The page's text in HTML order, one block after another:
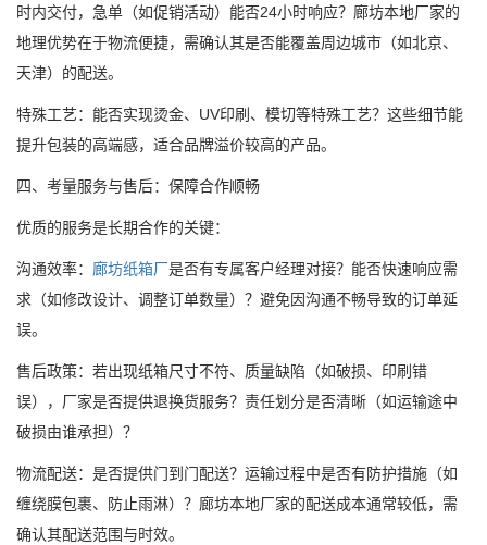
时内交付，急单（如促销活动）能否24小时响应？廊坊本地厂家的
地理优势在于物流便捷，需确认其是否能覆盖周边城市（如北京、
天津）的配送。
特殊工艺：能否实现烫金、UV印刷、模切等特殊工艺？这些细节能
提升包装的高端感，适合品牌溢价较高的产品。
四、考量服务与售后：保障合作顺畅
优质的服务是长期合作的关键：
沟通效率： 廊坊纸箱厂是否有专属客户经理对接？能否快速响应需
求（如修改设计、调整订单数量）？避免因沟通不畅导致的订单延
误。
售后政策：若出现纸箱尺寸不符、质量缺陷（如破损、印刷错
误），厂家是否提供退换货服务？责任划分是否清晰（如运输途中
破损由谁承担）？
物流配送：是否提供门到门配送？运输过程中是否有防护措施（如
缠绕膜包裹、防止雨淋）？廊坊本地厂家的配送成本通常较低，需
确认其配送范围与时效。